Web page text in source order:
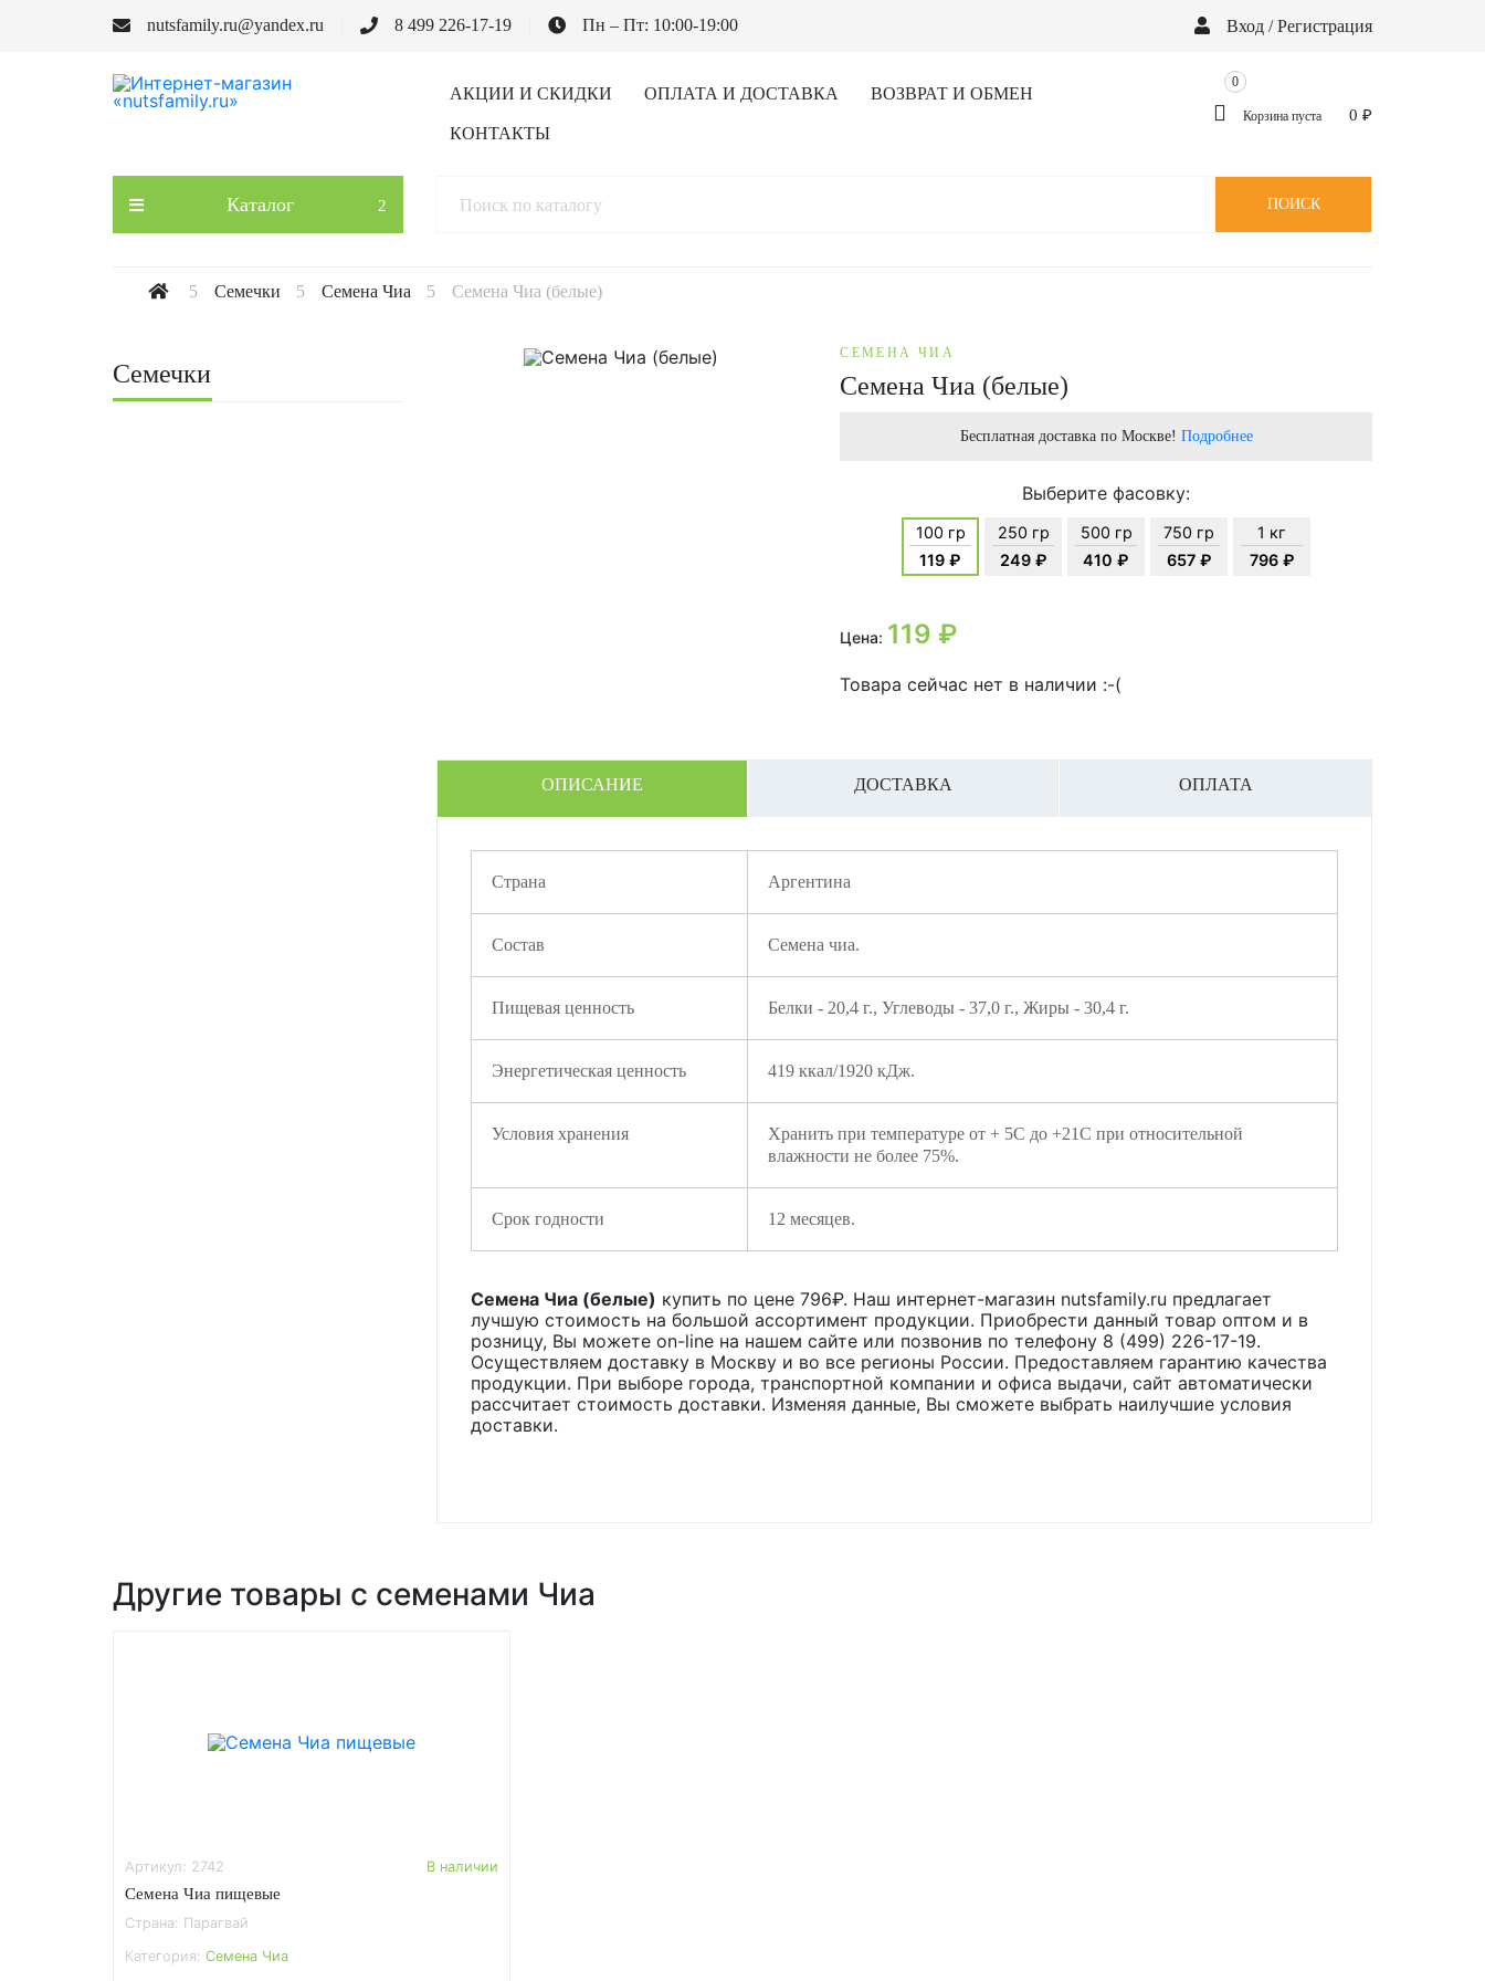
nutsfamily.ru@yandex.ru 8 499 226-17-19 Пн – Пт: 10:00-19:00 Вход / Регистрация
АКЦИИ И СКИДКИ ОПЛАТА И ДОСТАВКА ВОЗВРАТ И ОБМЕН
КОНТАКТЫ
Корзина пуста
0
0 ₽
Каталог ПОИСК
Семечки Семена Чиа Семена Чиа (белые)
Семечки
СЕМЕНА ЧИА
Семена Чиа (белые)
Бесплатная доставка по Москве! Подробнее
Выберите фасовку:
100 гр
119 ₽
250 гр
249 ₽
500 гр
410 ₽
750 гр
657 ₽
1 кг
796 ₽
Цена: 119 ₽
Товара сейчас нет в наличии :-(
ОПИСАНИЕ ДОСТАВКА ОПЛАТА
Страна Аргентина
Состав Семена чиа.
Пищевая ценность Белки - 20,4 г., Углеводы - 37,0 г., Жиры - 30,4 г.
Энергетическая ценность 419 ккал/1920 кДж.
Условия хранения
Хранить при температуре от + 5С до +21С при относительной
влажности не более 75%.
Срок годности 12 месяцев.
Семена Чиа (белые) купить по цене 796₽. Наш интернет-магазин nutsfamily.ru предлагает
лучшую стоимость на большой ассортимент продукции. Приобрести данный товар оптом и в
розницу, Вы можете on-line на нашем сайте или позвонив по телефону 8 (499) 226-17-19.
Осуществляем доставку в Москву и во все регионы России. Предоставляем гарантию качества
продукции. При выборе города, транспортной компании и офиса выдачи, сайт автоматически
рассчитает стоимость доставки. Изменяя данные, Вы сможете выбрать наилучшие условия
доставки.
Другие товары с семенами Чиа
Артикул: 2742 В наличии
Семена Чиа пищевые
Страна: Парагвай
Категория: Семена Чиа